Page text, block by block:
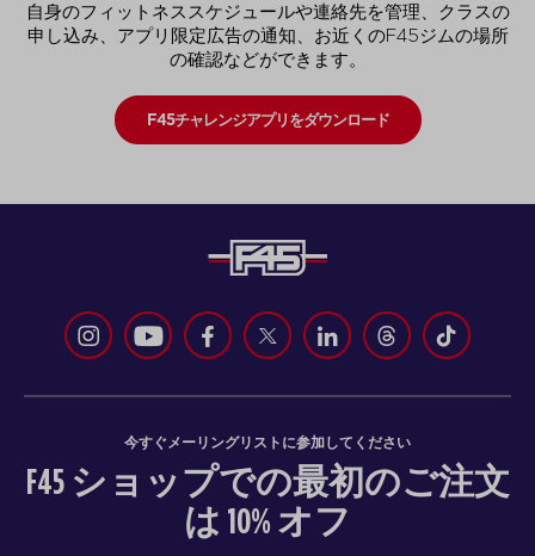
自身のフィットネススケジュールや連絡先を管理、クラスの
申し込み、アプリ限定広告の通知、お近くのF45ジムの場所
の確認などができます。
F45チャレンジアプリをダウンロード
今すぐメーリングリストに参加してください
F45 ショップでの最初のご注文
は 10% オフ